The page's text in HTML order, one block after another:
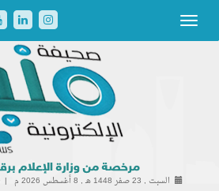
السبت , 23 صفر 1448 هـ , 8 أغسطس 2026 م |